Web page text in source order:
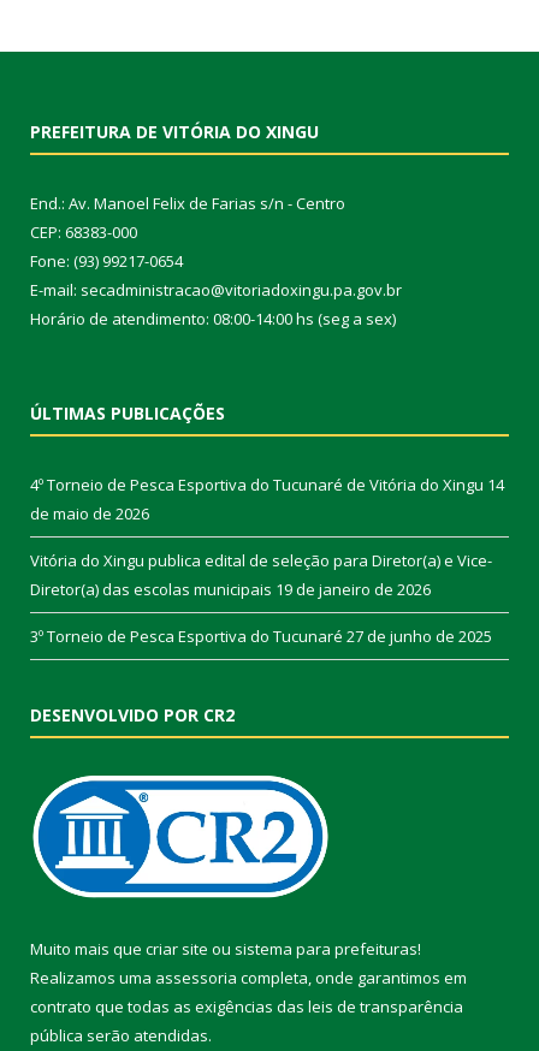
PREFEITURA DE VITÓRIA DO XINGU
End.: Av. Manoel Felix de Farias s/n - Centro
CEP: 68383-000
Fone: (93) 99217-0654
E-mail: secadministracao@vitoriadoxingu.pa.gov.br
Horário de atendimento: 08:00-14:00 hs (seg a sex)
ÚLTIMAS PUBLICAÇÕES
4º Torneio de Pesca Esportiva do Tucunaré de Vitória do Xingu 14
de maio de 2026
Vitória do Xingu publica edital de seleção para Diretor(a) e Vice-
Diretor(a) das escolas municipais 19 de janeiro de 2026
3º Torneio de Pesca Esportiva do Tucunaré 27 de junho de 2025
DESENVOLVIDO POR CR2
Muito mais que criar site ou sistema para prefeituras!
Realizamos uma assessoria completa, onde garantimos em
contrato que todas as exigências das leis de transparência
pública serão atendidas.